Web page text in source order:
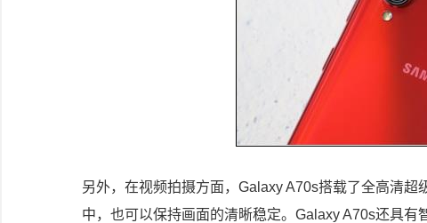
另外，在视频拍摄方面，Galaxy A70s搭载了全高清
中，也可以保持画面的清晰稳定。Galaxy A70s还具